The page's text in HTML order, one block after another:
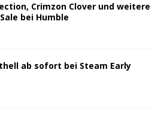
Crimzon Clover und weitere
bei Humble
ab sofort bei Steam Early